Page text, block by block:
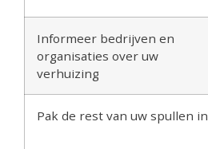
Informeer bedrijven en
organisaties over uw
verhuizing
Pak de rest van uw spullen in